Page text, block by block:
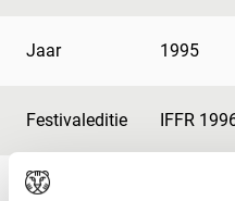
Jaar 1995
Festivaleditie IFFR
Lengte